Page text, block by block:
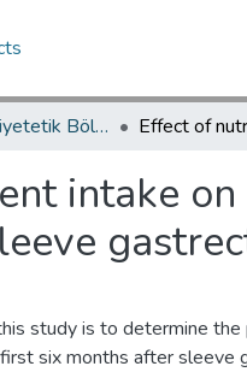
Beslenme ve Diyetetik Bölümü / Department of Nutrition and Dietetic
intake
study is to determine
six months after sleeve